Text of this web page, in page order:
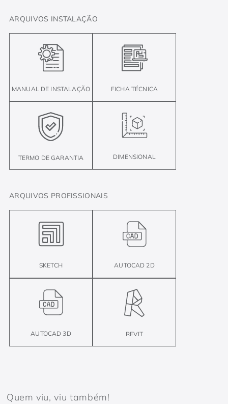
ARQUIVOS INSTALAÇÃO
MANUAL DE INSTALAÇÃO FICHA TÉCNICA
TERMO DE GARANTIA DIMENSIONAL
ARQUIVOS PROFISSIONAIS
SKETCH AUTOCAD 2D
AUTOCAD 3D REVIT
Quem viu, viu também!